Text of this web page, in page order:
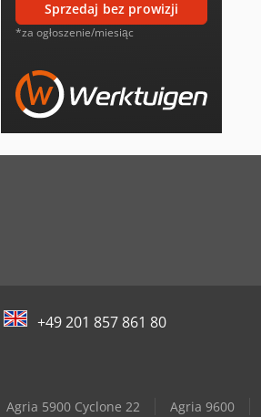
sprzedaj bez prowizji
*za ogłoszenie/miesiąc
+49 201 857 861 80
Agria 5900 Cyclone 22 Agria 9600